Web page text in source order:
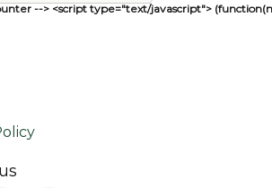
--> <script type="text/javascript">